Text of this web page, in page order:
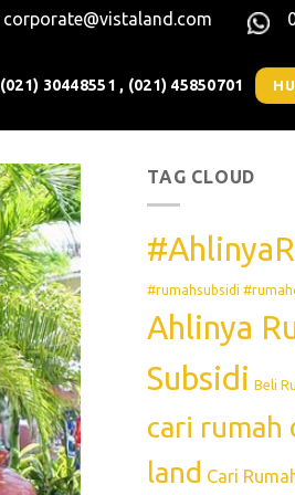
corporate@vistaland.com
(021) 30448551 , (021) 45850701
TAG CLOUD
#rumahsubsidi
Ahlinya
Subsidi Beli
cari rumah
land Cari